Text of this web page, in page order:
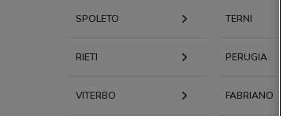
SPOLETO TERNI
RIETI PERUGIA
VITERBO FABRIANO